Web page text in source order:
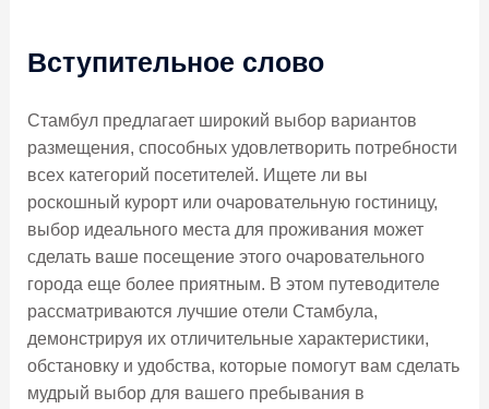
Вступительное слово
Стамбул предлагает широкий выбор вариантов
размещения, способных удовлетворить потребности
всех категорий посетителей. Ищете ли вы
роскошный курорт или очаровательную гостиницу,
выбор идеального места для проживания может
сделать ваше посещение этого очаровательного
города еще более приятным. В этом путеводителе
рассматриваются лучшие отели Стамбула,
демонстрируя их отличительные характеристики,
обстановку и удобства, которые помогут вам сделать
мудрый выбор для вашего пребывания в